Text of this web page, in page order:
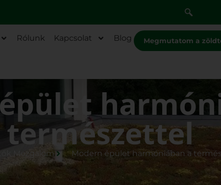
Rólunk Kapcsolat Blog Megmutatom a
természettel
Mozgalom Modern épület harmóniában a